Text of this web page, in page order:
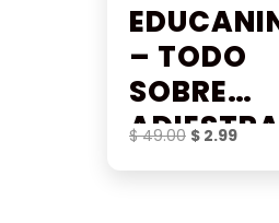
– TODO
SOBRE
ENTO
$49.00 El
$ 2.99El